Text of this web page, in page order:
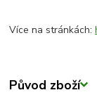
Více na stránkách:
Původ zboží